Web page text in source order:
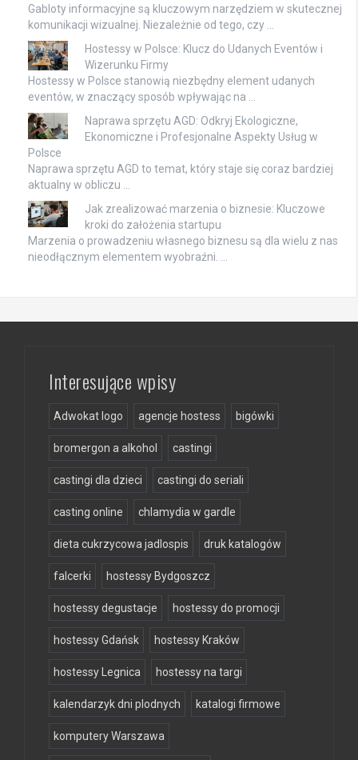
Gabloty informacyjne są kluczowym narzędziem w skutecznej
komunikacji wizualnej. Niezależnie od tego, czy …
Hostessy w Polsce: Klucz do Udanych Eventów i
Wizerunku Firmy
Hostessy w Polsce stanowią niezbędny element udanych
eventów, w znaczący sposób wpływając na …
Naprawa sprzętu AGD: Odkryj Ekologiczne,
Ekonomiczne i Profesjonalne Aspekty Usług w
Polsce
Naprawa sprzętu AGD to temat, który staje się coraz bardziej
aktualny w obliczu …
Jak zrealizować marzenia o biznesie: Kluczowe
kroki do założenia startupu
Marzenia o prowadzeniu własnego biznesu są dla wielu z nas
nieodłącznym elementem wyobraźni. …
Interesujące wpisy
Adwokat logo agencje hostess bigówki
bromergon a alkohol castingi
castingi dla dzieci castingi do seriali
casting online chlamydia w gardle
dieta cukrzycowa jadlospis druk katalogów
falcerki hostessy Bydgoszcz
hostessy degustacje hostessy do promocji
hostessy Gdańsk hostessy Kraków
hostessy Legnica hostessy na targi
kalendarzyk dni plodnych katalogi firmowe
komputery Warszawa